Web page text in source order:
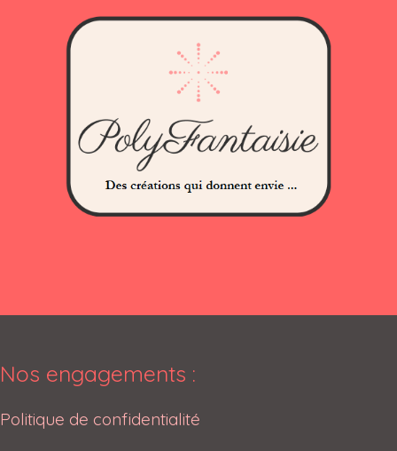
Nos engagements :
Politique de confidentialité